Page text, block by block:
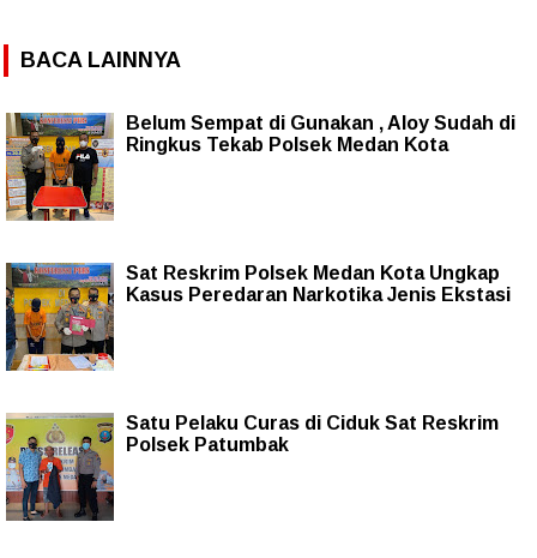
BACA LAINNYA
Belum Sempat di Gunakan , Aloy Sudah di
Ringkus Tekab Polsek Medan Kota
Sat Reskrim Polsek Medan Kota Ungkap
Kasus Peredaran Narkotika Jenis Ekstasi
Satu Pelaku Curas di Ciduk Sat Reskrim
Polsek Patumbak